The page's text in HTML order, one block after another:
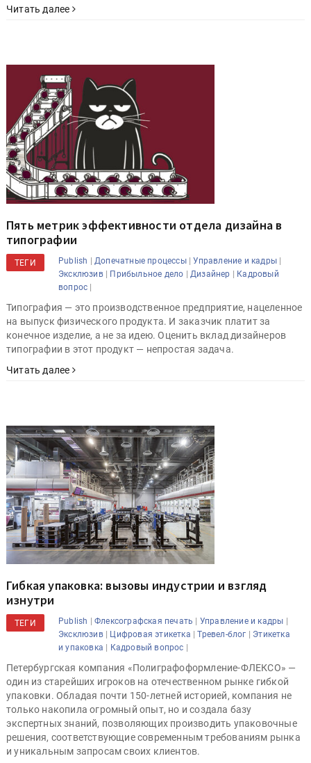
Читать далее
Пять метрик эффективности отдела дизайна в
типографии
ТЕГИ Publish | Допечатные процессы|Управление и кадры |
Эксклюзив| Прибыльное дело | Дизайнер | Кадровый
вопрос |
Типография — это производственное предприятие, нацеленное
на выпуск физического продукта. И заказчик платит за
конечное изделие, а не за идею. Оценить вклад дизайнеров
типографии в этот продукт — непростая задача.
Читать далее
Гибкая упаковка: вызовы индустрии и взгляд
изнутри
ТЕГИ Publish |Флексографская печать | Управление и кадры |
Эксклюзив| Цифровая этикетка |Тревел-блог | Этикетка
и упаковка | Кадровый вопрос |
Петербургская компания «Полиграфоформление-ФЛЕКСО» —
один из старейших игроков на отечественном рынке гибкой
упаковки. Обладая почти 150-летней историей, компания не
только накопила огромный опыт, но и создала базу
экспертных знаний, позволяющих производить упаковочные
решения, соответствующие современным требованиям рынка
и уникальным запросам своих клиентов.